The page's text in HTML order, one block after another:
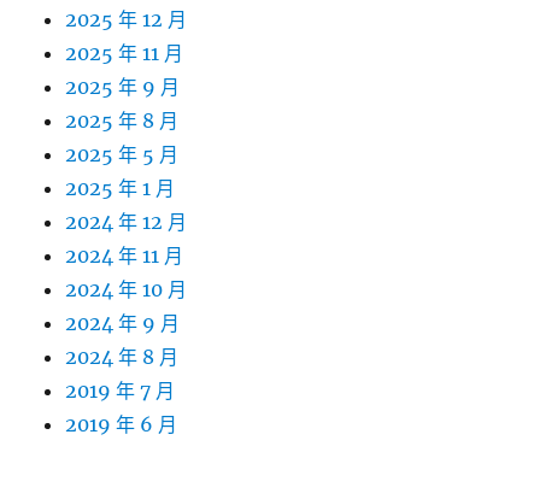
2025 年 12 月
2025 年 11 月
2025 年 9 月
2025 年 8 月
2025 年 5 月
2025 年 1 月
2024 年 12 月
2024 年 11 月
2024 年 10 月
2024 年 9 月
2024 年 8 月
2019 年 7 月
2019 年 6 月